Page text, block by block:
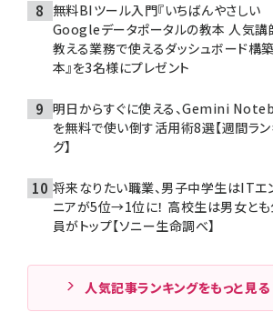
無料BIツール入門『いちばんやさしい
Googleデータポータルの教本 人気講
教える業務で使えるダッシュボード構
本』を3名様にプレゼント
明日からすぐに使える、Gemini
を無料で使い倒す活用術8選【週間ラン
グ】
将来なりたい職業、男子中学生はITエ
ニアが5位→1位に！ 高校生は男女と
員がトップ【ソニー生命調べ】
人気記事ランキングをもっと見る